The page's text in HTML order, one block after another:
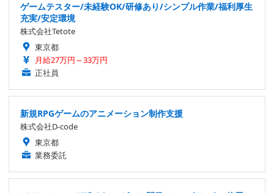
ゲームテスター/未経験OK/研修あり/シンプル作業/福利厚生
充実/安定環境
株式会社Tetote
東京都
月給27万円～33万円
正社員
新規RPGゲームのアニメーション制作支援
株式会社D-code
東京都
業務委託